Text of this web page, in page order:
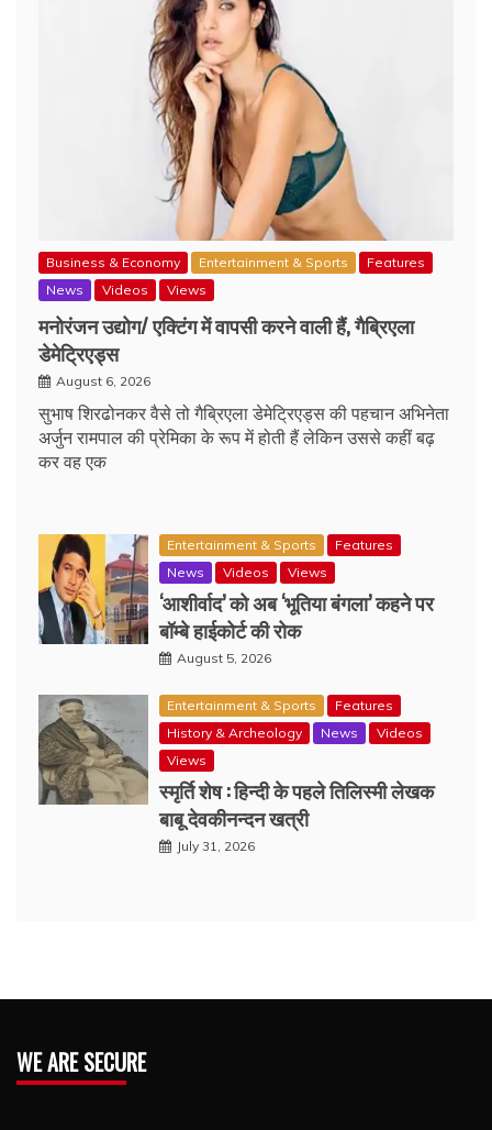
Business & Economy Entertainment & Sports
Features
News
Videos Views
मनोरंजन उद्योग/ एक्टिंग में वापसी करने वाली हैं, गैब्रिएला
डेमेट्रिएड्स
August 6, 2026
सुभाष शिरढोनकर वैसे तो गैब्रिएला डेमेट्रिएड्स की पहचान अभिनेता
अर्जुन रामपाल की प्रेमिका के रूप में होती हैं लेकिन उससे कहीं बढ़
कर वह एक
Entertainment & Sports
Features
News
Videos Views
‘आशीर्वाद’ को अब ‘भूतिया बंगला’ कहने पर
बॉम्बे हाईकोर्ट की रोक
August 5, 2026
Entertainment & Sports
Features
History & Archeology
News
Videos
Views
स्मृर्ति शेष : हिन्दी के पहले तिलिस्मी लेखक
बाबू देवकीनन्दन खत्री
July 31, 2026
WE ARE SECURE